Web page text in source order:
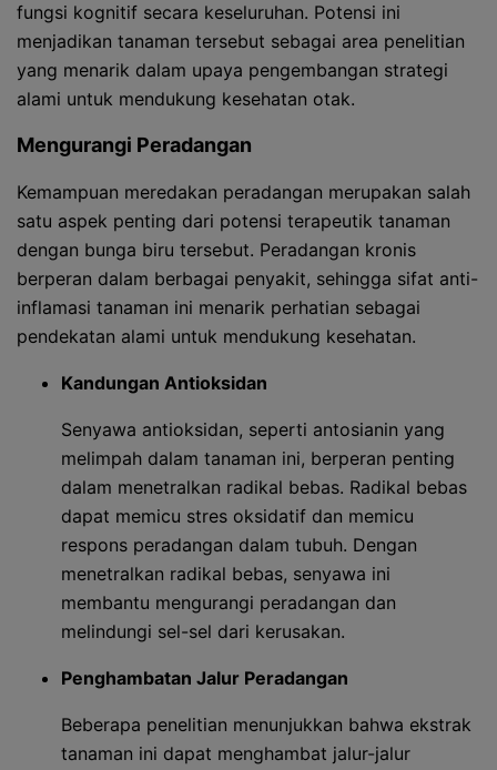
fungsi kognitif secara keseluruhan. Potensi ini
menjadikan tanaman tersebut sebagai area penelitian
yang menarik dalam upaya pengembangan strategi
alami untuk mendukung kesehatan otak.
Mengurangi Peradangan
Kemampuan meredakan peradangan merupakan salah
satu aspek penting dari potensi terapeutik tanaman
dengan bunga biru tersebut. Peradangan kronis
berperan dalam berbagai penyakit, sehingga sifat anti-
inflamasi tanaman ini menarik perhatian sebagai
pendekatan alami untuk mendukung kesehatan.
Kandungan Antioksidan
Senyawa antioksidan, seperti antosianin yang
melimpah dalam tanaman ini, berperan penting
dalam menetralkan radikal bebas. Radikal bebas
dapat memicu stres oksidatif dan memicu
respons peradangan dalam tubuh. Dengan
menetralkan radikal bebas, senyawa ini
membantu mengurangi peradangan dan
melindungi sel-sel dari kerusakan.
Penghambatan Jalur Peradangan
Beberapa penelitian menunjukkan bahwa ekstrak
tanaman ini dapat menghambat jalur-jalur